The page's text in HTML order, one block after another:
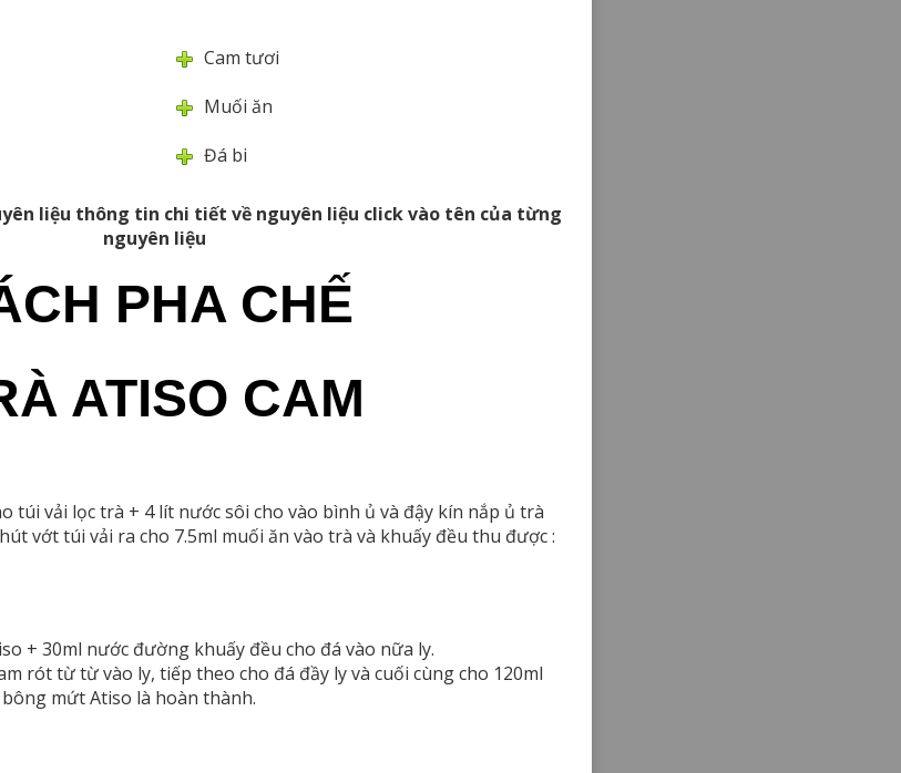
Cam tươi
Muối ăn
Đá bi
liệu thông tin chi tiết về nguyên liệu click vào tên của từng
nguyên liệu
PHA CHẾ
ATISO CAM
túi vải lọc trà + 4 lít nước sôi cho vào bình ủ và đậy kín nắp ủ trà
vớt túi vải ra cho 7.5ml muối ăn vào trà và khuấy đều thu được :
+ 30ml nước đường khuấy đều cho đá vào nữa ly.
rót từ từ vào ly, tiếp theo cho đá đầy ly và cuối cùng cho 120ml
mứt Atiso là hoàn thành.